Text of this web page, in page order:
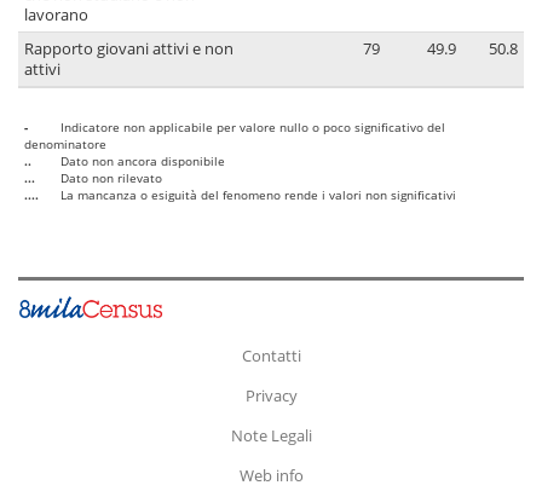
lavorano
Rapporto giovani attivi e non
attivi
79 49.9 50.8
-
Indicatore non applicabile per valore nullo o poco significativo del
denominatore
..
Dato non ancora disponibile
...
Dato non rilevato
....
La mancanza o esiguità del fenomeno rende i valori non significativi
Contatti
Privacy
Note Legali
Web info